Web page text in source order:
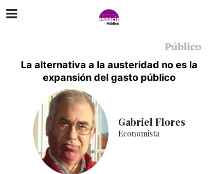
La alternativa a la austeridad no es la
expansión del gasto público
Gabriel Flores
Economista